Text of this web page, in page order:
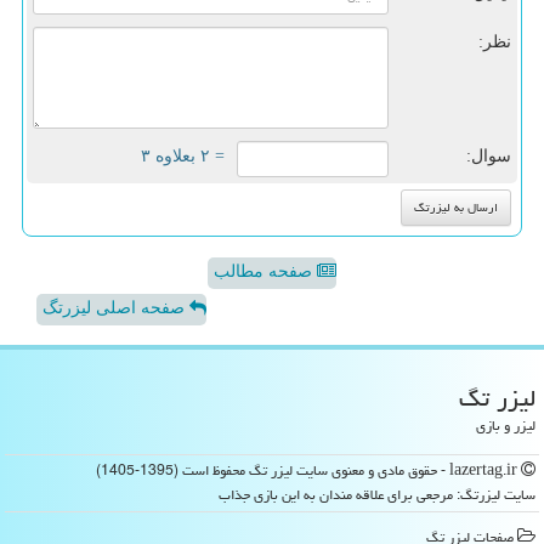
نظر:
سوال: = ۲ بعلاوه ۳
صفحه مطالب
صفحه اصلی لیزرتگ
لیزر تگ
لیزر و بازی
سایت لیزرتگ: مرجعی برای علاقه مندان به این بازی جذاب
صفحات لیزر تگ